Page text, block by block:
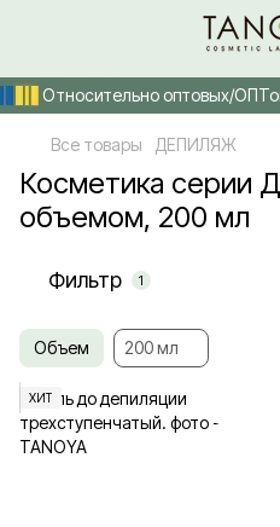
Относительно оптовых/
Все товары ДЕПИЛЯЖ
Косметика
объемом, 200 мл
Фильтр 1
Объем 200 мл
ХИТ